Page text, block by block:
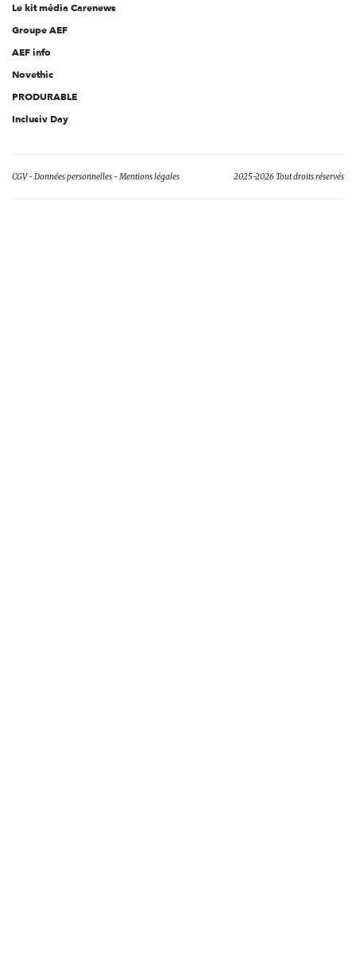
Le kit média Carenews
Groupe AEF
AEF info
Novethic
PRODURABLE
Inclusiv Day
CGV Données personnelles Mentions légales 2025-2026 Tout droits réservés